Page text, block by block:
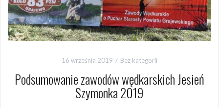
16 września 2019 Bez kategorii
Podsumowanie zawodów wędkarskich Jesień
Szymonka 2019